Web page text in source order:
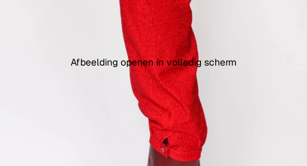
Afbeelding openen in volledig scherm